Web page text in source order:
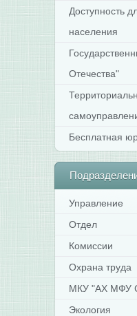
Доступность
населения
Отечества"
Бесплатная
Управление
Отдел
Комиссии
Охрана труда
МКУ "АХ МФУ
Экология